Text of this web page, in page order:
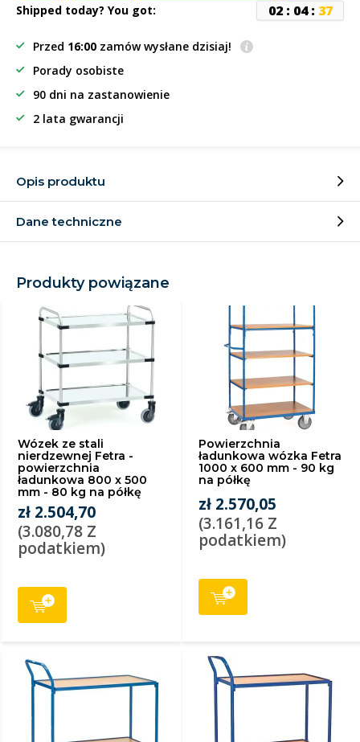
Shipped today? You got: 02: 04: 37
Przed 16:00 zamów wysłane dzisiaj!
Porady osobiste
90 dni na zastanowienie
2 lata gwarancji
Opis produktu
Dane techniczne
Produkty powiązane
Wózek ze stali
nierdzewnej Fetra -
powierzchnia
ładunkowa 800 x 500
mm - 80 kg na półkę
zł 2.504,70
(3.080,78 Z
podatkiem)
Powierzchnia
ładunkowa wózka Fetra
1000 x 600 mm - 90 kg
na półkę
zł 2.570,05
(3.161,16 Z
podatkiem)